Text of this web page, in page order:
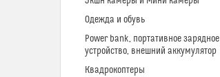
Одежда и обувь
Power bank, портативное зарядное
устройство, внешний аккумулятор
Квадрокоптеры